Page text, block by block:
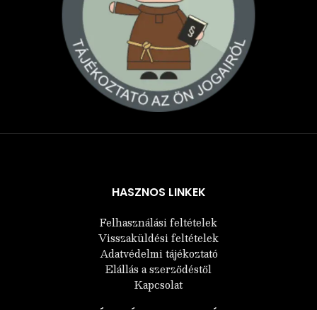
HASZNOS LINKEK
Felhasználási feltételek
Visszaküldési feltételek
Adatvédelmi tájékoztató
Elállás a szerződéstől
Kapcsolat